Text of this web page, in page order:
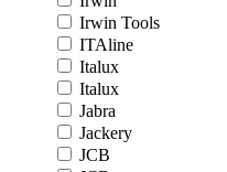
Irwin Tools
ITAline
Italux
Italux
Jabra
Jackery
JCB